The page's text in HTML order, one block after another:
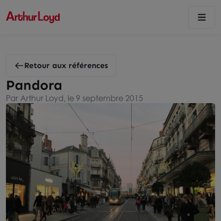
Retour aux références
Pandora
Par Arthur Loyd, le 9 septembre 2015